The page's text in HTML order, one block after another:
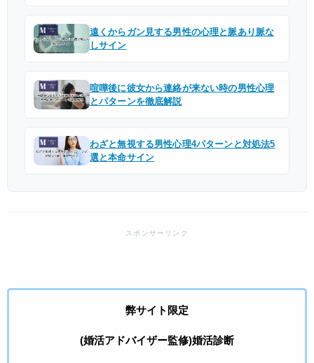
遠くからガン見する男性の心理と脈あり脈な
しサイン
喧嘩後に彼女から連絡が来ない時の男性心理
とパターンを徹底解説
わざと無視する男性心理4パターンと対処法5
選と本命サイン
弊サイト限定
(婚活アドバイザー監修)婚活診断